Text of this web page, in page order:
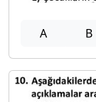
A B